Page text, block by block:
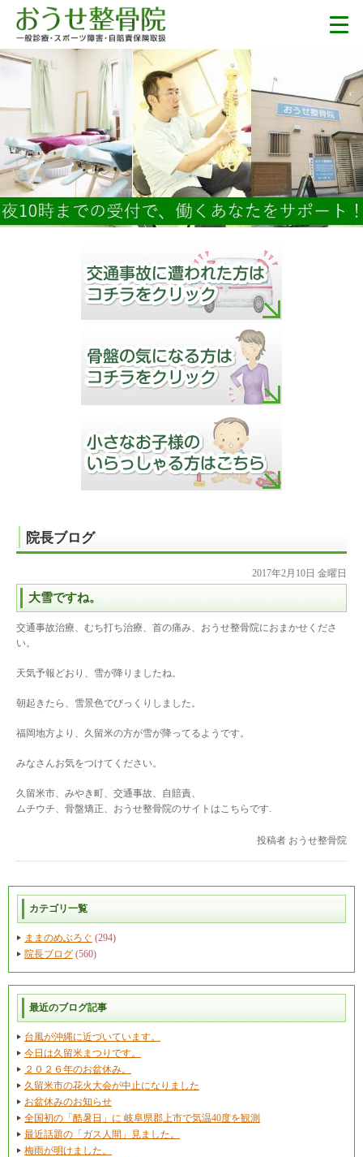
院長ブログ
2017年2月10日 金曜日
大雪ですね。
交通事故治療、むち打ち治療、首の痛み、おうせ整骨院におまかせくださ
い。
天気予報どおり、雪が降りましたね。
朝起きたら、雪景色でびっくりしました。
福岡地方より、久留米の方が雪が降ってるようです。
みなさんお気をつけてください。
久留米市、みやき町、交通事故、自賠責、
ムチウチ、骨盤矯正、おうせ整骨院のサイトはこちらです.
投稿者 おうせ整骨院
カテゴリ一覧
ままのめぶろぐ (294)
院長ブログ (560)
最近のブログ記事
台風が沖縄に近づいています。
今日は久留米まつりです。
２０２６年のお盆休み。
久留米市の花火大会が中止になりました
お盆休みのお知らせ
全国初の「酷暑日」に 岐阜県郡上市で気温40度を観測
最近話題の「ガス人間」見ました。
梅雨が明けました。